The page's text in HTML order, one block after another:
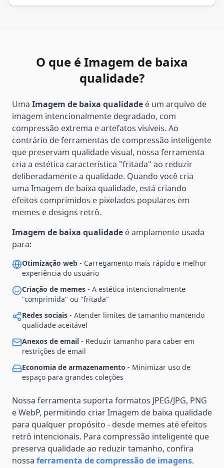
O que é Imagem de baixa
qualidade?
Uma Imagem de baixa qualidade é um arquivo de
imagem intencionalmente degradado, com
compressão extrema e artefatos visíveis. Ao
contrário de ferramentas de compressão inteligente
que preservam qualidade visual, nossa ferramenta
cria a estética característica "fritada" ao reduzir
deliberadamente a qualidade. Quando você cria
uma Imagem de baixa qualidade, está criando
efeitos comprimidos e pixelados populares em
memes e designs retrô.
Imagem de baixa qualidade é amplamente usada
para:
Otimização web - Carregamento mais rápido e melhor
experiência do usuário
Criação de memes - A estética intencionalmente
"comprimida" ou "fritada"
Redes sociais - Atender limites de tamanho mantendo
qualidade aceitável
Anexos de email - Reduzir tamanho para caber em
restrições de email
Economia de armazenamento - Minimizar uso de
espaço para grandes coleções
Nossa ferramenta suporta formatos JPEG/JPG, PNG
e WebP, permitindo criar Imagem de baixa qualidade
para qualquer propósito - desde memes até efeitos
retrô intencionais. Para compressão inteligente que
preserva qualidade ao reduzir tamanho, confira
nossa ferramenta de compressão de imagens.